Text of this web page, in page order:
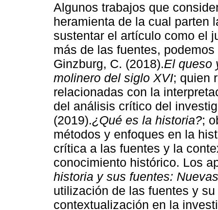
Algunos trabajos que
heramienta de la cual parten
sustentar el artículo como el
más de las fuentes,
Ginzburg, C. (2018).El queso
molinero del siglo XVI; quien
relacionadas con la
del análisis crítico del
(2019).¿Qué es la historia?;
métodos y enfoques en la
crítica a las fuentes y la
conocimiento histórico. Los
historia y sus fuentes:
utilización de las fuentes y
contextualización en la